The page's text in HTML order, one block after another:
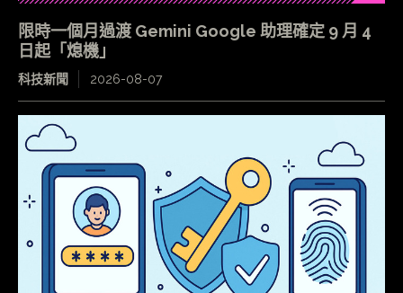
限時一個月過渡 Gemini Google 助理確定 9 月 4
日起「熄機」
科技新聞 2026-08-07